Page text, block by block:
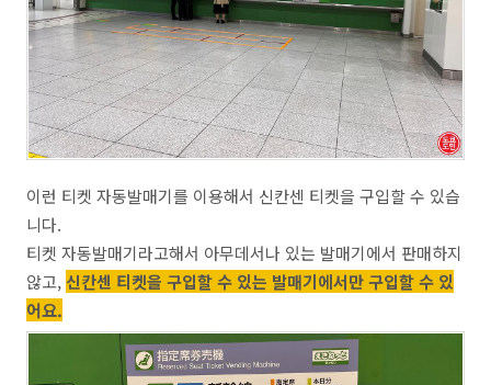
이런 티켓 자동발매기를 이용해서 신칸센 티켓을 구입할 수 있습
니다.
티켓 자동발매기라고해서 아무데서나 있는 발매기에서 판매하지
않고, 신칸센 티켓을 구입할 수 있는 발매기에서만 구입할 수 있
어요.